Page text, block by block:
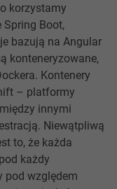
korzystamy
Spring Boot,
bazują na Angular
konteneryzowane,
Kontenery
– platformy
innymi
Niewątpliwą
to, że każda
każdy
pod względem